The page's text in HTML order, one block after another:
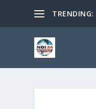
TRENDING: